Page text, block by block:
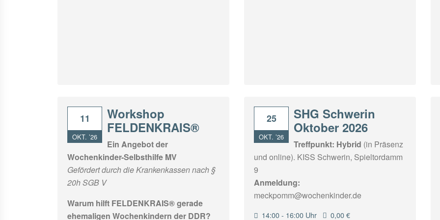
11
OKT. ’26
Workshop
FELDENKRAIS®
Ein Angebot der
Wochenkinder-Selbsthilfe MV
Gefördert durch die Krankenkassen nach §
20h SGB V
Warum hilft FELDENKRAIS® gerade
ehemaligen Wochenkindern der DDR?
25
OKT. ’26
SHG Schwerin
Oktober 2026
Treffpunkt: Hybrid (in Präsenz
und online). KISS Schwerin, Spieltordamm
9
Anmeldung:
meckpomm@wochenkinder.de
14:00 - 16:00 Uhr 0,00 €